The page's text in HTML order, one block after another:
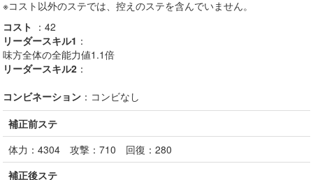
※コスト以外のステでは、控えのステを含んでいません。
コスト ： 42
リーダースキル1 ：
味方全体の全能力値1.1倍
リーダースキル2 ：
コンビネーション ： コンビなし
補正前ステ
体力： 4304 攻撃： 710 回復： 280
補正後ステ